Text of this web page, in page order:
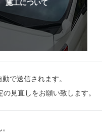
で送信されます。
見直しをお願い致します。